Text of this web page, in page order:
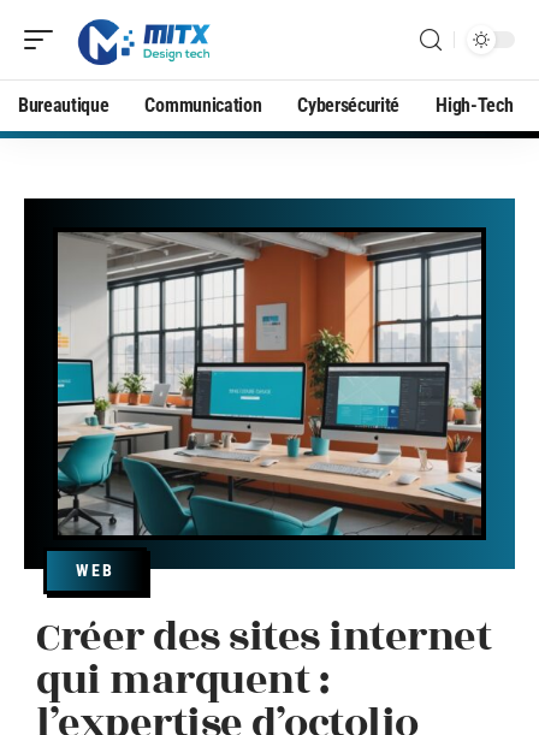
Bureautique Communication Cybersécurité High-Tech
WEB
Créer des sites internet
qui marquent :